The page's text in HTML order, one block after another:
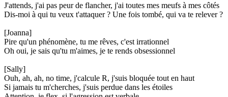
J'attends, j'ai pas peur de flancher, j'ai toutes mes meufs à mes côtés
Dis-moi à qui tu veux t'attaquer ? Une fois tombé, qui va te relever ?
[Joanna]
Pire qu'un phénomène, tu me rêves, c'est irrationnel
Oh oui, je sais qu'tu m'aimes, je te rends obsessionnel
[Sally]
Ouh, ah, ah, no time, j'calcule R, j'suis bloquée tout en haut
Si jamais tu m'cherches, j'suis perdue dans les étoiles